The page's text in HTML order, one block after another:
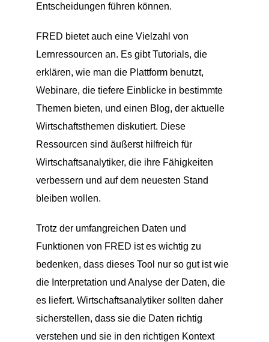
Entscheidungen führen können.
FRED bietet auch eine Vielzahl von
Lernressourcen an. Es gibt Tutorials, die
erklären, wie man die Plattform benutzt,
Webinare, die tiefere Einblicke in bestimmte
Themen bieten, und einen Blog, der aktuelle
Wirtschaftsthemen diskutiert. Diese
Ressourcen sind äußerst hilfreich für
Wirtschaftsanalytiker, die ihre Fähigkeiten
verbessern und auf dem neuesten Stand
bleiben wollen.
Trotz der umfangreichen Daten und
Funktionen von FRED ist es wichtig zu
bedenken, dass dieses Tool nur so gut ist wie
die Interpretation und Analyse der Daten, die
es liefert. Wirtschaftsanalytiker sollten daher
sicherstellen, dass sie die Daten richtig
verstehen und sie in den richtigen Kontext